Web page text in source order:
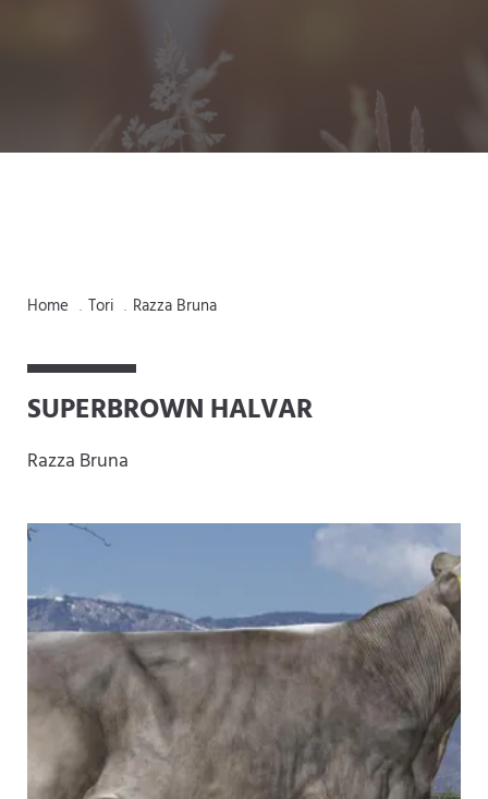
Home . Tori . Razza Bruna
SUPERBROWN HALVAR
Razza Bruna